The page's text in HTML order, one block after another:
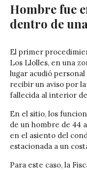
Hombre fue
dentro de
El primer
Los Llolles, en una
lugar acudió personal
recibir un aviso por
fallecida al interior
En el sitio, los
de un hombre de 44
en el asiento del
estacionada a un
Para este caso, la